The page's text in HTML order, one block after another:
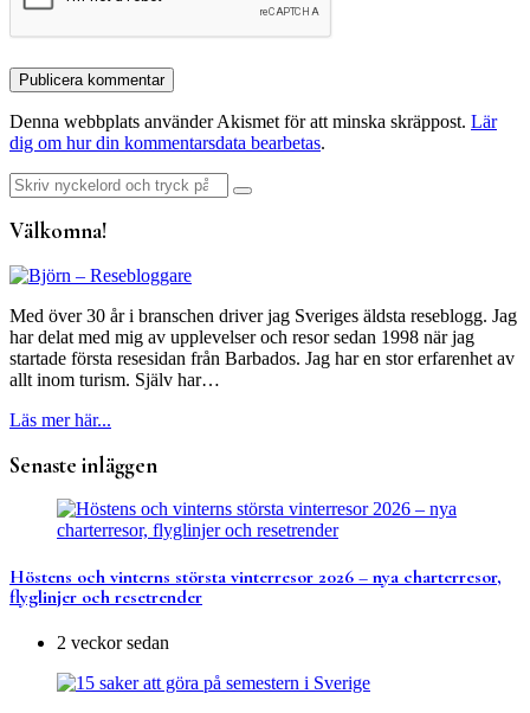
Denna webbplats använder Akismet för att minska skräppost. Lär
dig om hur din kommentarsdata bearbetas.
Sök
efter:
Välkomna!
Med över 30 år i branschen driver jag Sveriges äldsta reseblogg. Jag
har delat med mig av upplevelser och resor sedan 1998 när jag
startade första resesidan från Barbados. Jag har en stor erfarenhet av
allt inom turism. Själv har…
Läs mer här...
Senaste inläggen
Höstens och vinterns största vinterresor 2026 – nya charterresor,
flyglinjer och resetrender
2 veckor sedan